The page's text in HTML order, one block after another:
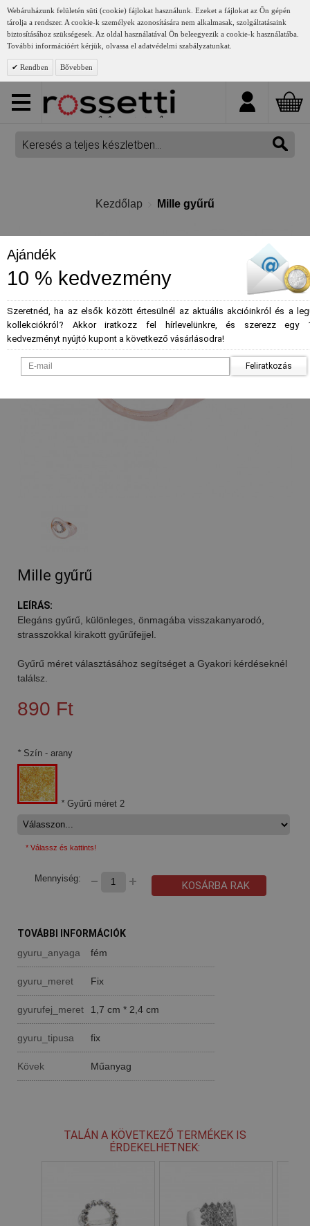
Webáruházunk felületén süti (cookie) fájlokat használunk. Ezeket a fájlokat az Ön gépén
tárolja a rendszer. A cookie-k személyek azonosítására nem alkalmasak, szolgáltatásaink
biztosításához szükségesek. Az oldal használatával Ön beleegyezik a cookie-k használatába.
További információért kérjük, olvassa el adatvédelmi szabályzatunkat.
Rendben Bővebben
Kezdőlap Mille gyűrű
Mille gyűrű
LEÍRÁS:
Elegáns gyűrű, különleges, önmagába visszakanyarodó,
strasszokkal kirakott gyűrűfejjel.
Gyűrű méret választásához segítséget a Gyakori kérdéseknél
találsz.
890 Ft
* Szín - arany
* Gyűrű méret 2
* Válassz és kattints!
Mennyiség:
KOSÁRBA RAK
TOVÁBBI INFORMÁCIÓK
gyuru_anyaga
fém
gyuru_meret Fix
gyurufej_meret 1,7 cm * 2,4 cm
gyuru_tipusa fix
Kövek Műanyag
TALÁN A KÖVETKEZŐ TERMÉKEK IS
ÉRDEKELHETNEK:
Ajándék
10 % kedvezmény
Szeretnéd, ha az elsők között értesülnél az aktuális akcióinkról és a
kollekciókról? Akkor iratkozz fel hírlevelünkre, és szerezz egy
kedvezményt nyújtó kupont a következő vásárlásodra!
Feliratkozás